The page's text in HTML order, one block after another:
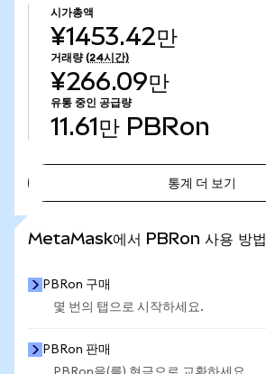
시가총액
¥1453.42만
거래량 (24시간)
¥266.09만
유통 중인 공급량
11.61만 PBRon
통계 더 보기
MetaMask에서 PBRon 사용 방법
PBRon 구매
몇 번의 탭으로 시작하세요.
PBRon 판매